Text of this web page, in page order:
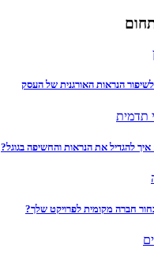
הנראות האורגנית של העסק
להגדיל את הנראות והחשיפה בגוגל?
חברה מקומית לפרויקט שלך?